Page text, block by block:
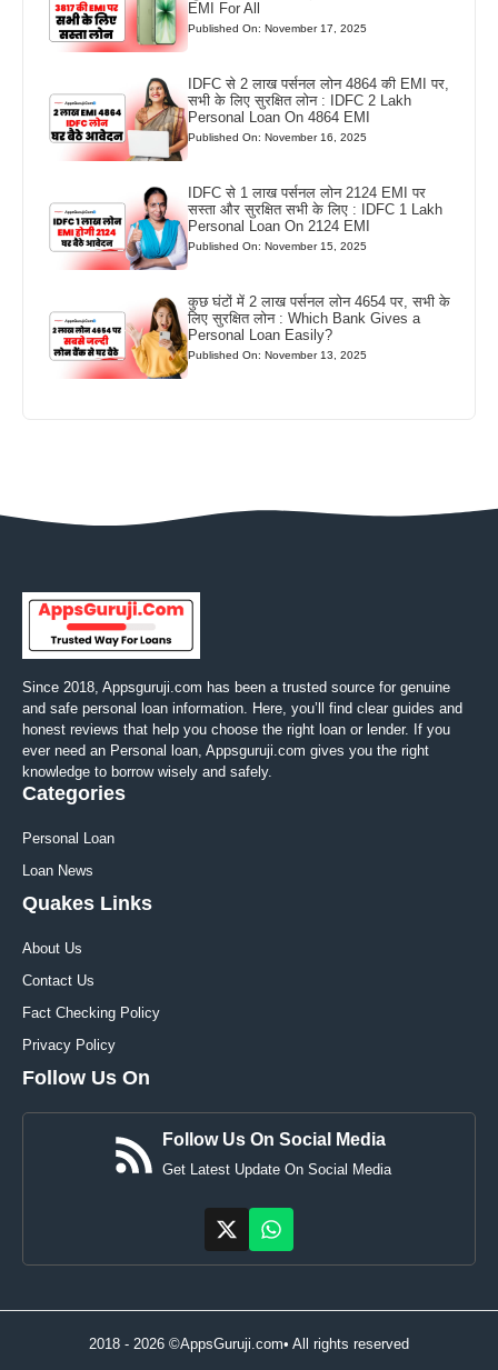
EMI For All
Published On: November 17, 2025
IDFC से 2 लाख पर्सनल लोन 4864 की EMI पर,
सभी के लिए सुरक्षित लोन : IDFC 2 Lakh
Personal Loan On 4864 EMI
Published On: November 16, 2025
IDFC से 1 लाख पर्सनल लोन 2124 EMI पर
सस्ता और सुरक्षित सभी के लिए : IDFC 1 Lakh
Personal Loan On 2124 EMI
Published On: November 15, 2025
कुछ घंटों में 2 लाख पर्सनल लोन 4654 पर, सभी के
लिए सुरक्षित लोन : Which Bank Gives a
Personal Loan Easily?
Published On: November 13, 2025
Since 2018, Appsguruji.com has been a trusted source for genuine
and safe personal loan information. Here, you’ll find clear guides and
honest reviews that help you choose the right loan or lender. If you
ever need an Personal loan, Appsguruji.com gives you the right
knowledge to borrow wisely and safely.
Categories
Personal Loan
Loan News
Quakes Links
About Us
Contact Us
Fact Checking Policy
Privacy Policy
Follow Us On
Follow Us On Social Media
Get Latest Update On Social Media
2018 - 2026 ©AppsGuruji.com• All rights reserved